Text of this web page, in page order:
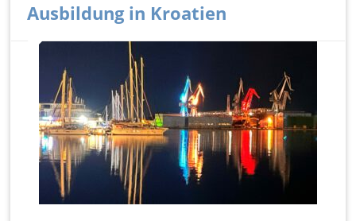
Ausbildung in Kroatien